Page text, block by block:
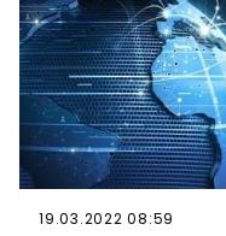
Dziemianowicz Bąk w
mówi o "kupczeniu
19.03.2022 08:59